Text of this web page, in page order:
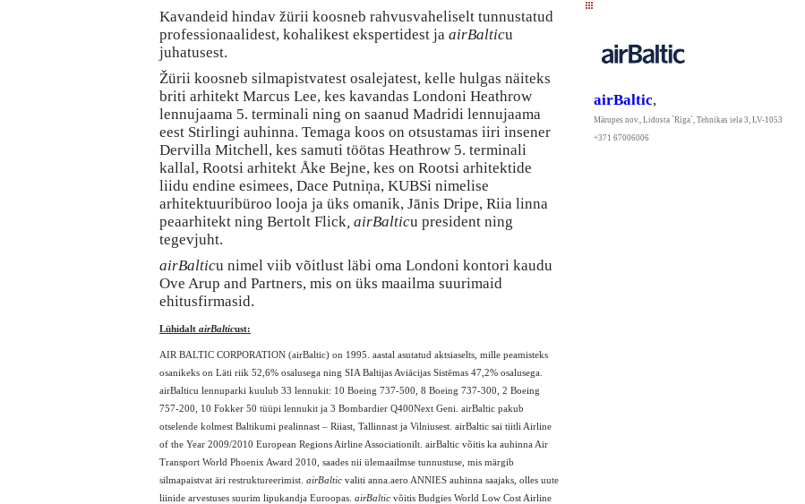
Kavandeid hindav žürii koosneb rahvusvaheliselt tunnustatud
professionaalidest, kohalikest ekspertidest ja airBalticu
juhatusest.
Žürii koosneb silmapistvatest osalejatest, kelle hulgas näiteks
briti arhitekt Marcus Lee, kes kavandas Londoni Heathrow
lennujaama 5. terminali ning on saanud Madridi lennujaama
eest Stirlingi auhinna. Temaga koos on otsustamas iiri insener
Dervilla Mitchell, kes samuti töötas Heathrow 5. terminali
kallal, Rootsi arhitekt Åke Bejne, kes on Rootsi arhitektide
liidu endine esimees, Dace Putniņa, KUBSi nimelise
arhitektuuribüroo looja ja üks omanik, Jānis Dripe, Riia linna
peaarhitekt ning Bertolt Flick, airBalticu president ning
tegevjuht.
airBalticu nimel viib võitlust läbi oma Londoni kontori kaudu
Ove Arup and Partners, mis on üks maailma suurimaid
ehitusfirmasid.
Lühidalt airBalticust:
AIR BALTIC CORPORATION (airBaltic) on 1995. aastal asutatud aktsiaselts, mille peamisteks
osanikeks on Läti riik 52,6% osalusega ning SIA Baltijas Aviācijas Sistēmas 47,2% osalusega.
airBalticu lennuparki kuulub 33 lennukit: 10 Boeing 737-500, 8 Boeing 737-300, 2 Boeing
757-200, 10 Fokker 50 tüüpi lennukit ja 3 Bombardier Q400Next Geni. airBaltic pakub
otselende kolmest Baltikumi pealinnast – Riiast, Tallinnast ja Vilniusest. airBaltic sai tiitli Airline
of the Year 2009/2010 European Regions Airline Associationilt. airBaltic võitis ka auhinna Air
Transport World Phoenix Award 2010, saades nii ülemaailmse tunnustuse, mis märgib
silmapaistvat äri restruktureerimist. airBaltic valiti anna.aero ANNIES auhinna saajaks, olles uute
liinide arvestuses suurim lipukandja Euroopas. airBaltic võitis Budgies World Low Cost Airline
airBaltic,
Mārupes nov., Lidosta `Rīga`, Tehnikas iela 3, LV-1053
+371 67006006